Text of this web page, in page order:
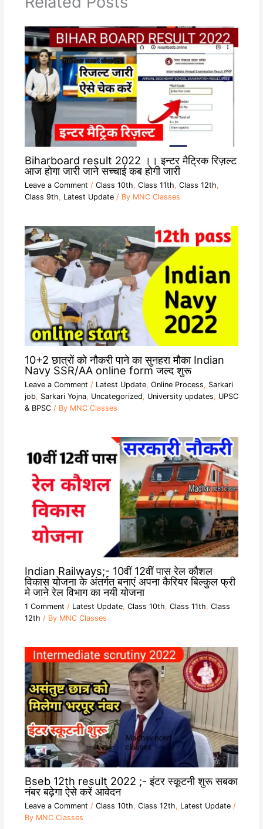
Biharboard result 2022 ।। इन्टर मैट्रिक रिज़ल्ट
आज होगा जारी जाने सच्चाई कब होगी जारी
Leave a Comment / Class 10th, Class 11th, Class 12th,
Class 9th, Latest Update/ By MNC Classes
10+2 छात्रों को नौकरी पाने का सुनहरा मौका Indian
Navy SSR/AA online form जल्द शुरू
Leave a Comment / Latest Update, Online Process, Sarkari
job, Sarkari Yojna, Uncategorized, University updates, UPSC
& BPSC/ By MNC Classes
Indian Railways;- 10वीं 12वीं पास रेल कौशल
विकास योजना के अंतर्गत बनाएं अपना कैरियर बिल्कुल फ्री
मे जाने रेल विभाग का नयी योजना
1 Comment / Latest Update, Class 10th, Class 11th, Class
12th / By MNC Classes
Bseb 12th result 2022 ;- इंटर स्कूटनी शुरू सबका
नंबर बढ़ेगा ऐसे करें आवेदन
Leave a Comment / Class 10th, Class 12th, Latest Update/
By MNC Classes